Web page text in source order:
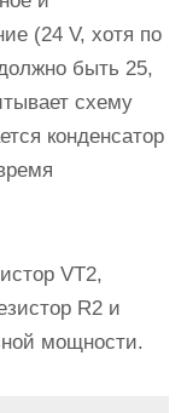
(24 V, хотя по
быть 25,
схему
конденсатор
VT2,
R2 и
мощности.